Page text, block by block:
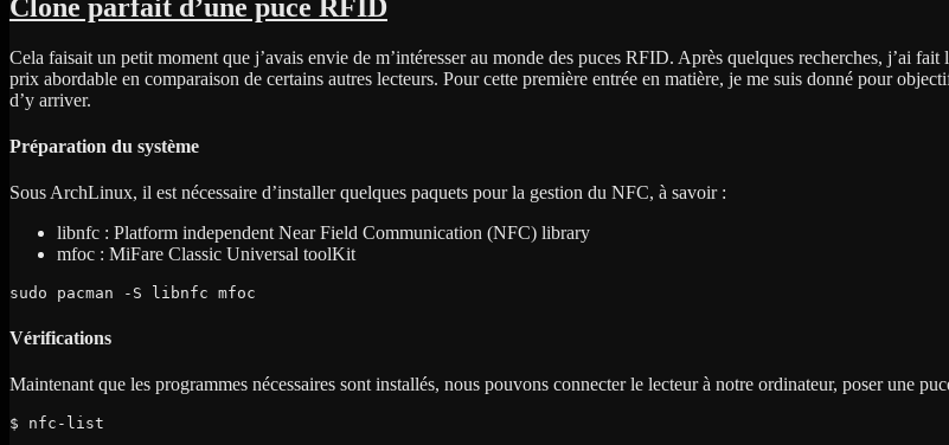
Clone parfait d’une puce RFID
Cela faisait un petit moment que j’avais envie de m’intéresser au monde des puces RFID. Après quelques recherches, j’ai
prix abordable en comparaison de certains autres lecteurs. Pour cette première entrée en matière, je me suis donné pour
d’y arriver.
Préparation du système
Sous ArchLinux, il est nécessaire d’installer quelques paquets pour la gestion du NFC, à savoir :
libnfc : Platform independent Near Field Communication (NFC) library
mfoc : MiFare Classic Universal toolKit
sudo pacman -S libnfc mfoc
Vérifications
Maintenant que les programmes nécessaires sont installés, nous pouvons connecter le lecteur à notre ordinateur, poser une
$ nfc-list